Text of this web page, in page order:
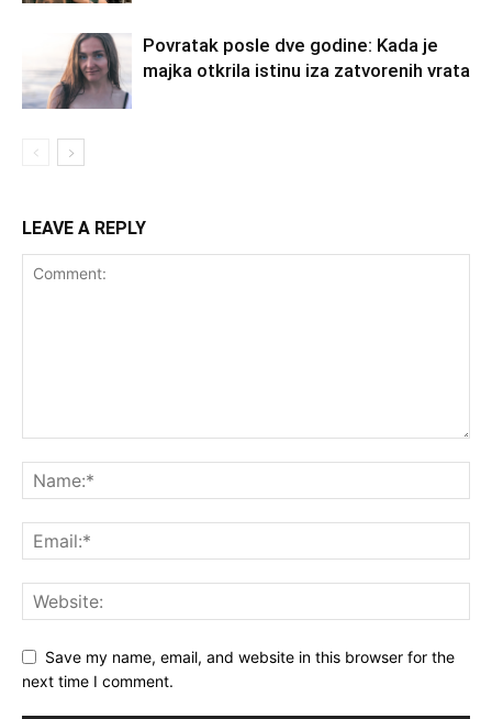
Povratak posle dve godine: Kada je
majka otkrila istinu iza zatvorenih vrata
LEAVE A REPLY
Save my name, email, and website in this browser for the
next time I comment.